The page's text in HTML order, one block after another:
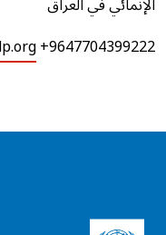
+9647704399222